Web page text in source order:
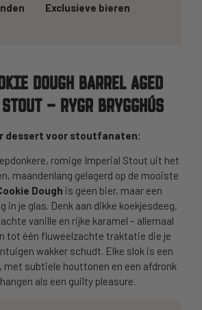
Exclusieve bieren
DOUGH BARREL AGED
– RYGR BRYGGHÚS
dessert voor stoutfanaten:
romige Imperial Stout uit het
maandenlang gelagerd op de mooiste
Dough is geen bier, maar een
in je glas. Denk aan dikke koekjesdeeg,
vanille en rijke karamel – allemaal
tot één fluweelzachte traktatie die je
wakker schudt. Elke slok is een
met subtiele houttonen en een afdronk
als een guilty pleasure.